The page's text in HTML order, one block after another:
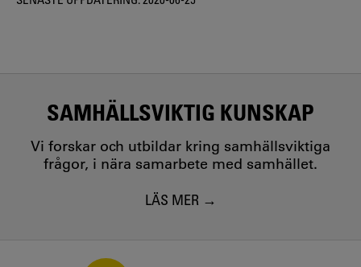
SAMHÄLLSVIKTIG KUNSKAP
Vi forskar och utbildar kring samhällsviktiga
frågor, i nära samarbete med samhället.
LÄS MER